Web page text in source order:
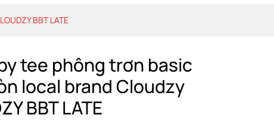
BBT LATE
tee phông trơn basic
local brand Cloudzy
BBT LATE